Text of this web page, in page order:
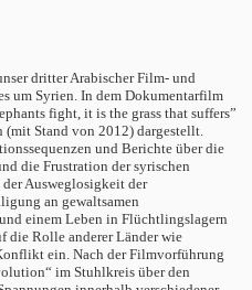
dritter Arabischer Film- und
um Syrien. In dem Dokumentarfilm
fight, it is the grass that suffers”
Stand von 2012) dargestellt.
und Berichte über die
die Frustration der syrischen
Ausweglosigkeit der
an gewaltsamen
einem Leben in Flüchtlingslagern
die Rolle anderer Länder wie
ein. Nach der Filmvorführung
im Stuhlkreis über den